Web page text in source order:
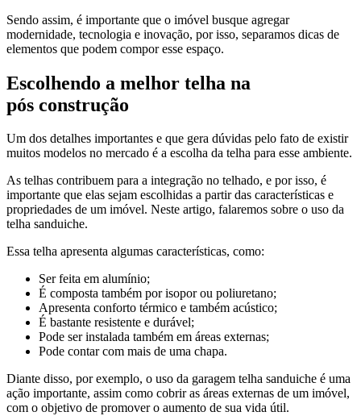
Sendo assim, é importante que o imóvel busque agregar
modernidade, tecnologia e inovação, por isso, separamos dicas de
elementos que podem compor esse espaço.
Escolhendo a melhor telha na
pós construção
Um dos detalhes importantes e que gera dúvidas pelo fato de existir
muitos modelos no mercado é a escolha da telha para esse ambiente.
As telhas contribuem para a integração no telhado, e por isso, é
importante que elas sejam escolhidas a partir das características e
propriedades de um imóvel. Neste artigo, falaremos sobre o uso da
telha sanduiche.
Essa telha apresenta algumas características, como:
Ser feita em alumínio;
É composta também por isopor ou poliuretano;
Apresenta conforto térmico e também acústico;
É bastante resistente e durável;
Pode ser instalada também em áreas externas;
Pode contar com mais de uma chapa.
Diante disso, por exemplo, o uso da garagem telha sanduiche é uma
ação importante, assim como cobrir as áreas externas de um imóvel,
com o objetivo de promover o aumento de sua vida útil.